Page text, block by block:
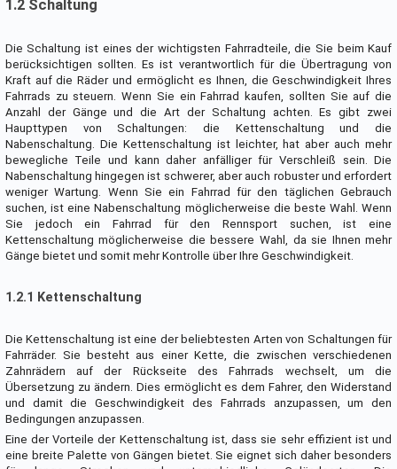
1.2 Schaltung
Die Schaltung ist eines der wichtigsten Fahrradteile, die Sie beim Kauf
berücksichtigen sollten. Es ist verantwortlich für die Übertragung von
Kraft auf die Räder und ermöglicht es Ihnen, die Geschwindigkeit Ihres
Fahrrads zu steuern. Wenn Sie ein Fahrrad kaufen, sollten Sie auf die
Anzahl der Gänge und die Art der Schaltung achten. Es gibt zwei
Haupttypen von Schaltungen: die Kettenschaltung und die
Nabenschaltung. Die Kettenschaltung ist leichter, hat aber auch mehr
bewegliche Teile und kann daher anfälliger für Verschleiß sein. Die
Nabenschaltung hingegen ist schwerer, aber auch robuster und erfordert
weniger Wartung. Wenn Sie ein Fahrrad für den täglichen Gebrauch
suchen, ist eine Nabenschaltung möglicherweise die beste Wahl. Wenn
Sie jedoch ein Fahrrad für den Rennsport suchen, ist eine
Kettenschaltung möglicherweise die bessere Wahl, da sie Ihnen mehr
Gänge bietet und somit mehr Kontrolle über Ihre Geschwindigkeit.
1.2.1 Kettenschaltung
Die Kettenschaltung ist eine der beliebtesten Arten von Schaltungen für
Fahrräder. Sie besteht aus einer Kette, die zwischen verschiedenen
Zahnrädern auf der Rückseite des Fahrrads wechselt, um die
Übersetzung zu ändern. Dies ermöglicht es dem Fahrer, den Widerstand
und damit die Geschwindigkeit des Fahrrads anzupassen, um den
Bedingungen anzupassen.
Eine der Vorteile der Kettenschaltung ist, dass sie sehr effizient ist und
eine breite Palette von Gängen bietet. Sie eignet sich daher besonders